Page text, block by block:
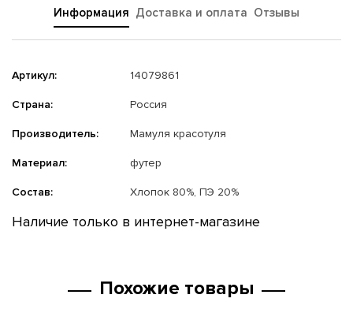
Информация Доставка и оплата Отзывы
Артикул: 14079861
Страна: Россия
Производитель: Мамуля красотуля
Материал: футер
Состав: Хлопок 80%, ПЭ 20%
Наличие только в интернет-магазине
Похожие товары